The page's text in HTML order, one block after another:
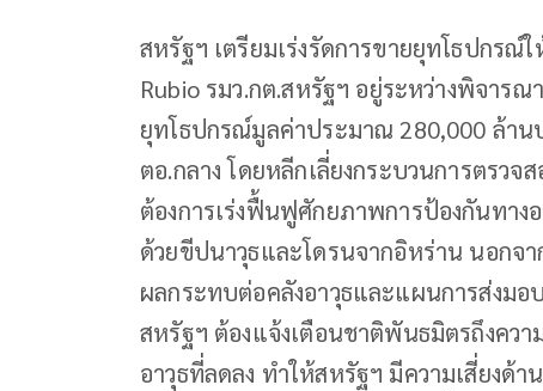
สหรัฐฯ เตรียมเร่งรัดการขายยุทโธปกร
Rubio รมว.กต.สหรัฐฯ อยู่ระหว่างพิจารณ
ยุทโธปกรณ์มูลค่าประมาณ 280,000 ล้า
ตอ.กลาง โดยหลีกเลี่ยงกระบวนการตรวจ
ต้องการเร่งฟื้นฟูศักยภาพการป้องกันทา
ด้วยขีปนาวุธและโดรนจากอิหร่าน นอกจ
ผลกระทบต่อคลังอาวุธและแผนการส่งม
สหรัฐฯ ต้องแจ้งเตือนชาติพันธมิตรถึงคว
อาวุธที่ลดลง ทำให้สหรัฐฯ มีความเสี่ยงด้